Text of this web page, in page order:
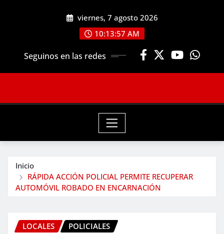
viernes, 7 agosto 2026
10:13:58 AM
Seguinos en las redes
Inicio
RÁPIDA ACCIÓN POLICIAL PERMITE RECUPERAR
AUTOMÓVIL ROBADO EN ENCARNACIÓN
LOCALES POLICIALES